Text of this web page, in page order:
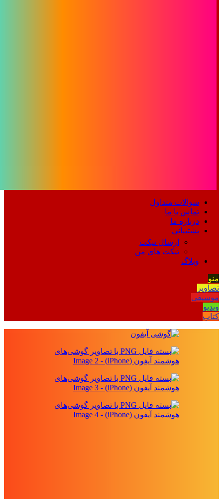
سوالات متداول
تماس با ما
درباره ما
پشتیبانی
ارسال تیکت
تیکت های من
وبلاگ
منو
تصاویر
موسیقی
ویدیو
کتاب